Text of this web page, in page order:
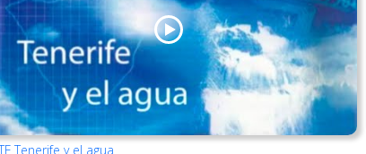
Tenerife y el agua